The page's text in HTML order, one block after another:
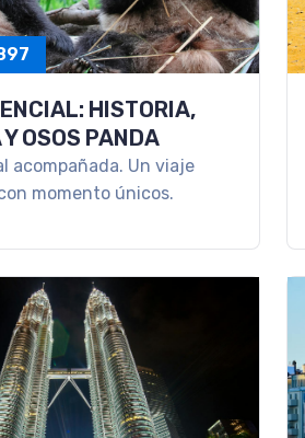
HISTORIA,
OSOS PANDA
acompañada. Un viaje
momento únicos.